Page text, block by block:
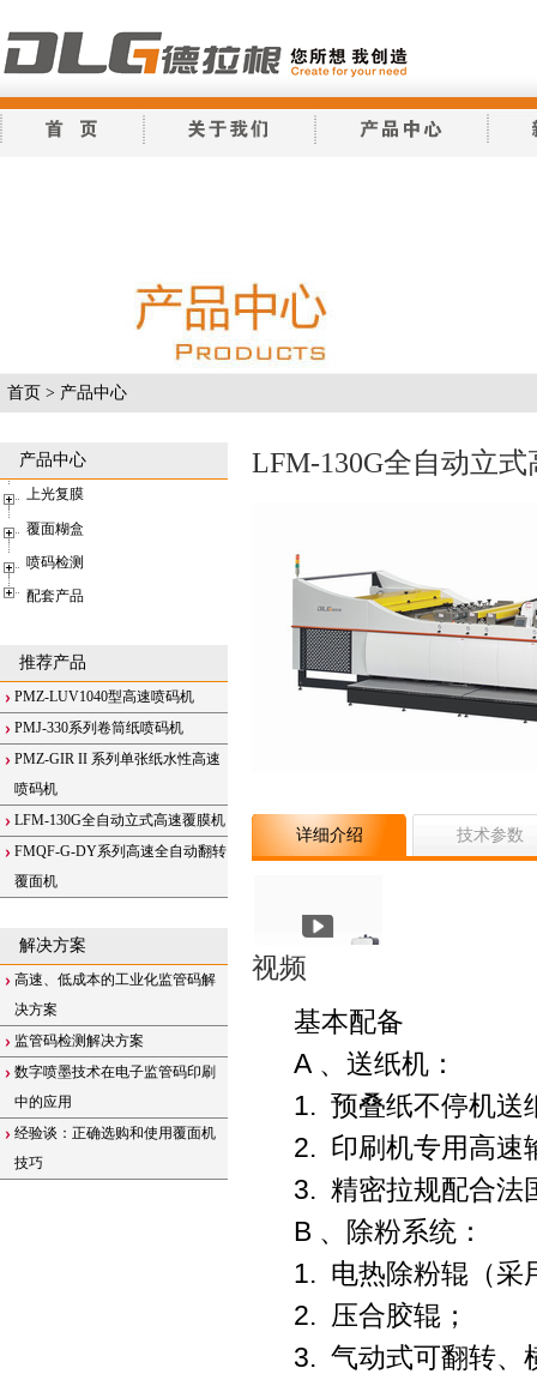
首页 > 产品中心
产品中心
上光复膜
覆面糊盒
喷码检测
配套产品
推荐产品
PMZ-LUV1040型高速喷码机
PMJ-330系列卷筒纸喷码机
PMZ-GIR II 系列单张纸水性高速
喷码机
LFM-130G全自动立式高速覆膜机
FMQF-G-DY系列高速全自动翻转
覆面机
解决方案
高速、低成本的工业化监管码解
决方案
监管码检测解决方案
数字喷墨技术在电子监管码印刷
中的应用
经验谈：正确选购和使用覆面机
技巧
LFM-130G全自动立
详细介绍 技术参数
视频
基本配备
A 、送纸机：
1. 预叠纸不停机送
2. 印刷机专用高速
3. 精密拉规配合法
B 、除粉系统：
1. 电热除粉辊（采
2. 压合胶辊；
3. 气动式可翻转、